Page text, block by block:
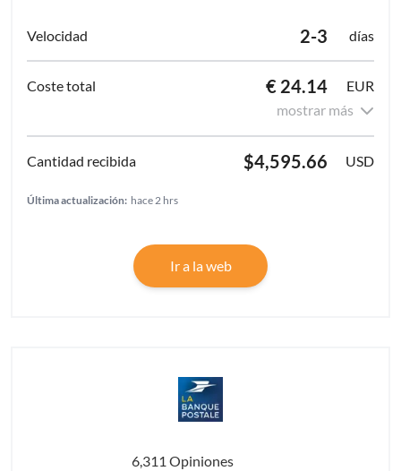
2-3 días
€ 24.14
EUR
mostrar más
$4,595.66 USD
Última actualización: hace 2 hrs
Ir a la web
6,311 Opiniones